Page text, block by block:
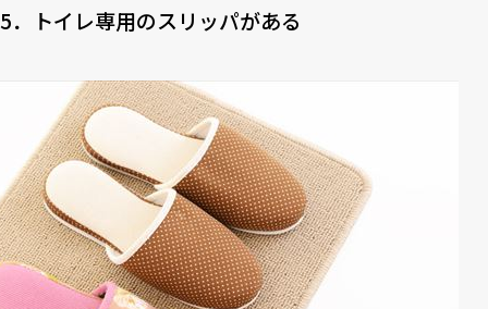
5．トイレ専用のスリッパがある